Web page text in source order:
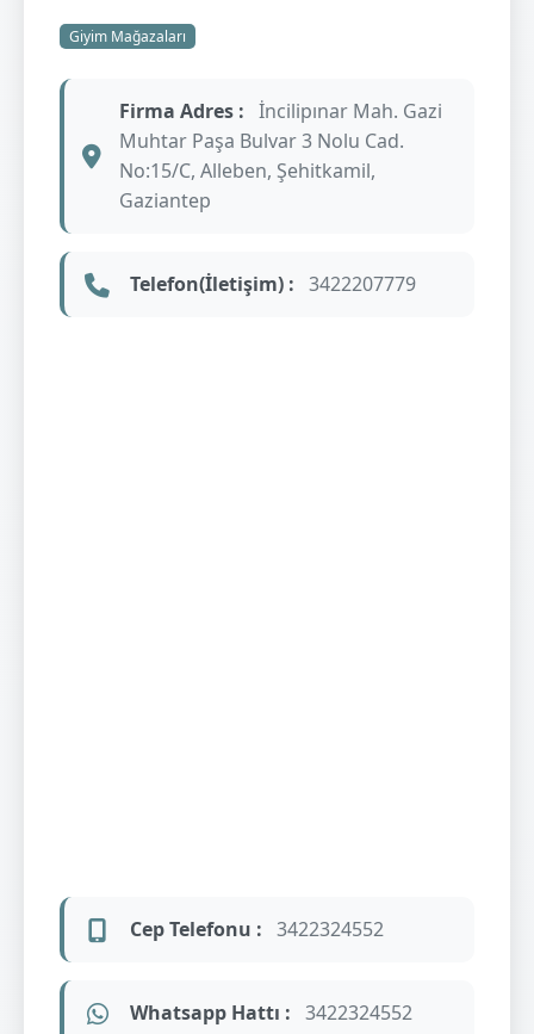
Giyim Mağazaları
Firma Adres : İncilipınar Mah. Gazi
Muhtar Paşa Bulvar 3 Nolu Cad.
No:15/C, Alleben, Şehitkamil,
Gaziantep
Telefon(İletişim) : 3422207779
Cep Telefonu : 3422324552
Whatsapp Hattı : 3422324552